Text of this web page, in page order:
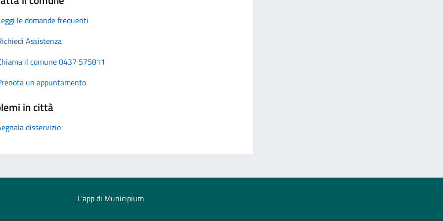
le domande frequenti
Assistenza
il comune 0437 575811
un appuntamento
in città
disservizio
L'app di Municipium